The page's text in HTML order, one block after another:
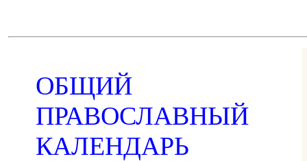
ОБЩИЙ
ПРАВОСЛАВНЫЙ
КАЛЕНДАРЬ